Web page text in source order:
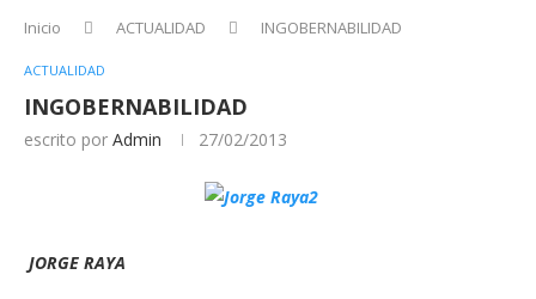
Inicio ACTUALIDAD INGOBERNABILIDAD
ACTUALIDAD
INGOBERNABILIDAD
escrito por Admin 27/02/2013
JORGE RAYA